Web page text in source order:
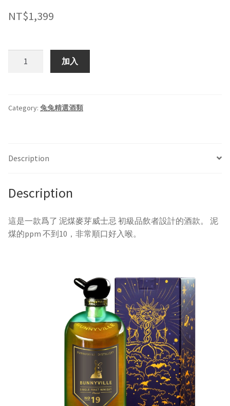
NT$1,399
爾.19
泥
芽
士
忌
加入
Category: 兔兔精選酒類
Description
Description
這是一款爲了 泥煤麥芽威士忌 初級品飲者設計的酒款。 泥
煤的ppm 不到10，非常順口好入喉。